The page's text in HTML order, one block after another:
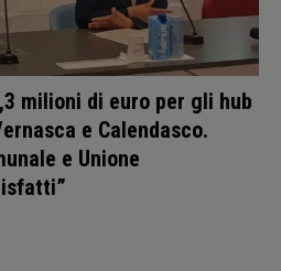
milioni di euro per gli hub
e Calendasco.
e Unione